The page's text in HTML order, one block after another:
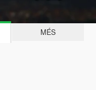
MÉS